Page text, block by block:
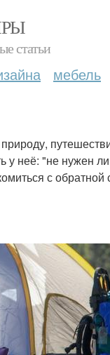
статьи
мебель
у неё: "не нужен
с обратной